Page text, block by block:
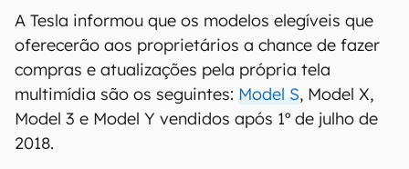
A Tesla informou que os modelos elegíveis que
oferecerão aos proprietários a chance de fazer
compras e atualizações pela própria tela
multimídia são os seguintes: Model S, Model X,
Model 3 e Model Y vendidos após 1º de julho de
2018.